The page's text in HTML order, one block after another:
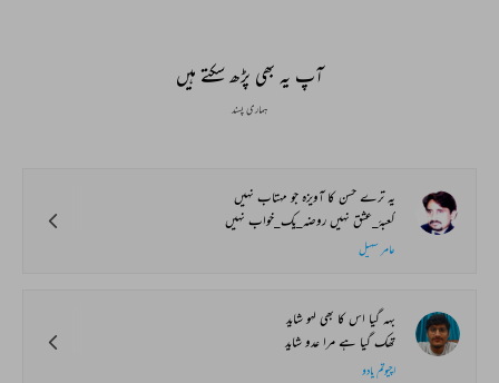
آپ یہ بھی پڑھ سکتے ہیں
ہماری پسند
یہ ترے حسن کا آویزہ جو مہتاب نہیں
کعبۂ_عشق نہیں روضہ_یک_خواب نہیں
عامر سہیل
بہہ گیا اس کا بھی لہو شاید
تھک گیا ہے مرا عدو شاید
اچیوتم یادو